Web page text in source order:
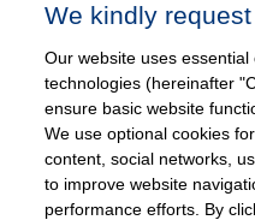
Sofern Sie von einem anderen
bitte hier Ihren Promocode ein.
Hiermit erkläre ich, die
akzeptiert zu haben.
We kindly
Our website uses
technologies (hereinafter
ensure basic website
We use optional cookies
content, social networks,
to improve website
performance efforts. By